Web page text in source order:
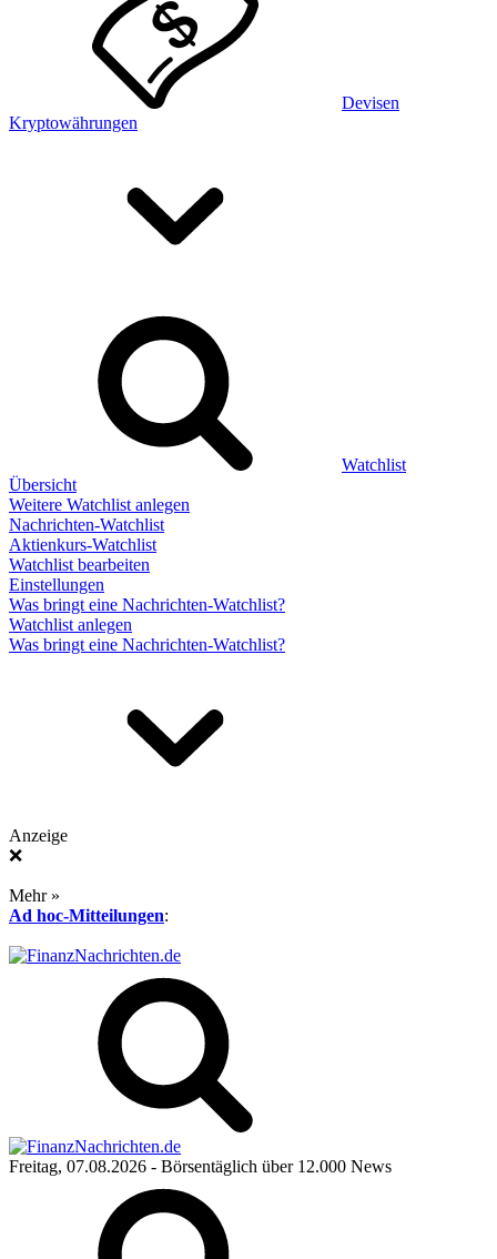
Devisen
Kryptowährungen
Watchlist
Übersicht
Weitere Watchlist anlegen
Nachrichten-Watchlist
Aktienkurs-Watchlist
Watchlist bearbeiten
Einstellungen
Was bringt eine Nachrichten-Watchlist?
Watchlist anlegen
Was bringt eine Nachrichten-Watchlist?
Anzeige
❌
Mehr »
Ad hoc-Mitteilungen:
Freitag, 07.08.2026 - Börsentäglich über 12.000 News